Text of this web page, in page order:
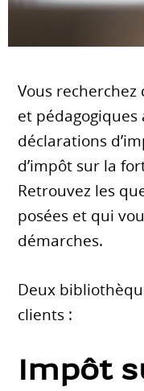
Vous
et pédagogiques
déclarations
d’impôt sur la
Retrouvez les
posées et qui
démarches.
Deux
clients :
Impôt